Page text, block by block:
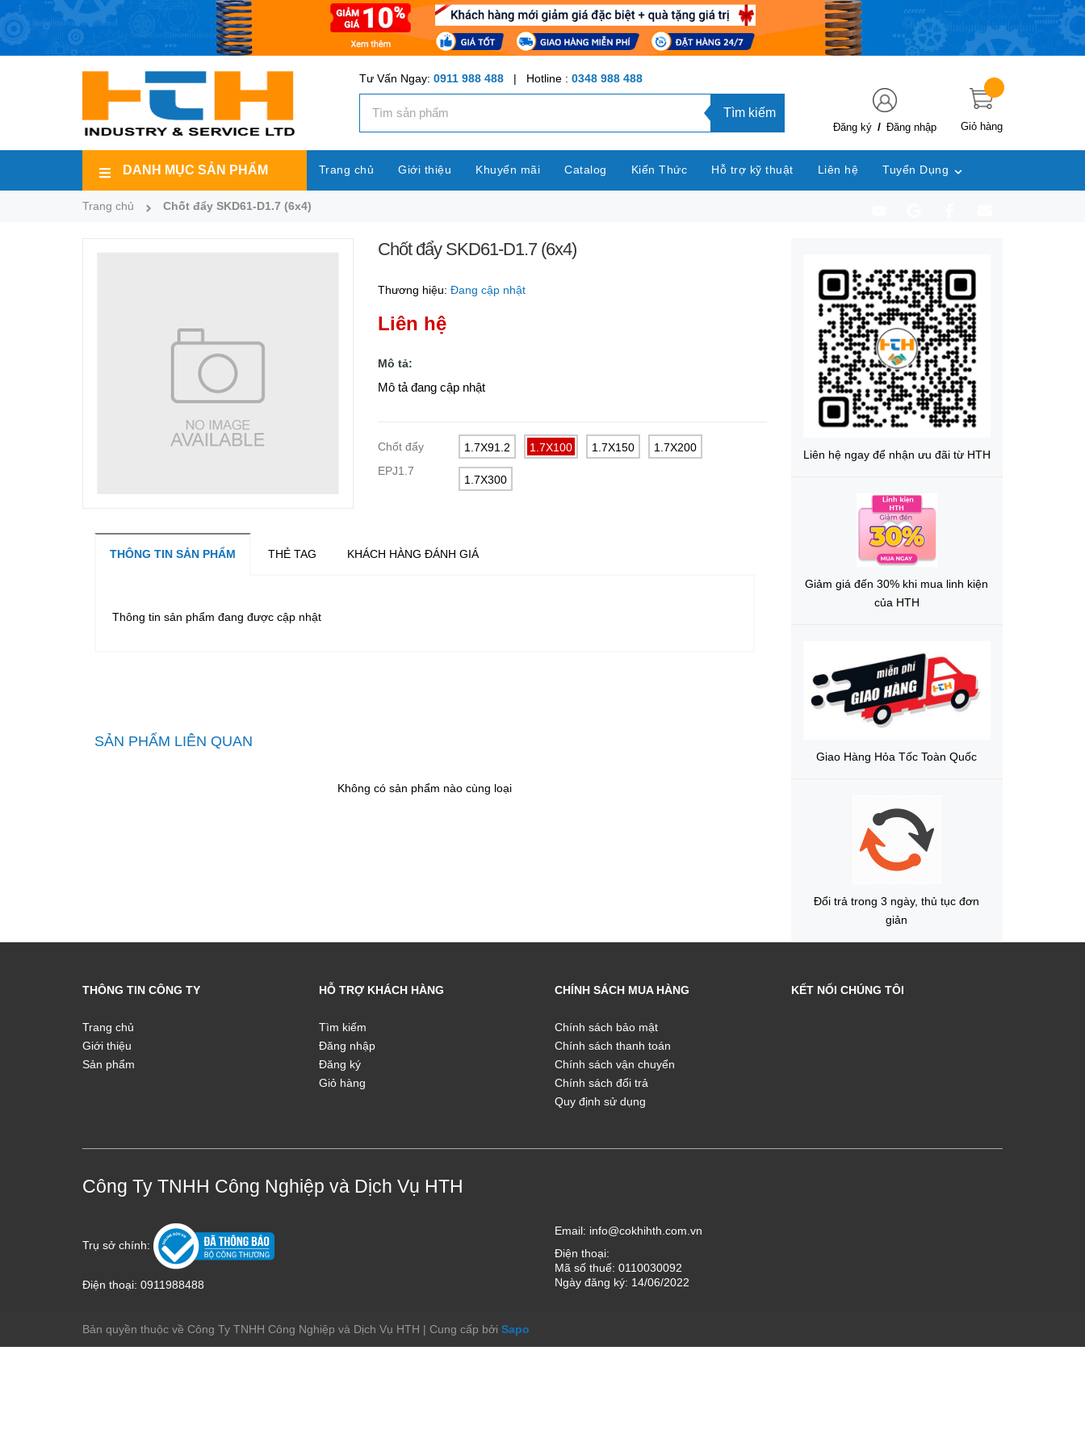
Giỏ hàng
Đăng ký / Đăng nhập
Tư Vấn Ngay: 0911 988 488 | Hotline : 0348 988 488
Tìm kiếm
DANH MỤC SẢN PHẨM Trang chủ Giới thiệu Khuyến mãi Catalog Kiến Thức Hỗ trợ kỹ thuật Liên hệ Tuyển Dụng
Trang chủ Chốt đẩy SKD61-D1.7 (6x4)
Chốt đẩy SKD61-D1.7 (6x4)
Thương hiệu: Đang cập nhật
Liên hệ
Mô tả:
Mô tả đang cập nhật
Chốt đẩy
EPJ1.7
1.7X91.2 1.7X100 1.7X150 1.7X200
1.7X300
THÔNG TIN SẢN PHẨM THẺ TAG KHÁCH HÀNG ĐÁNH GIÁ
Thông tin sản phẩm đang được cập nhật
SẢN PHẨM LIÊN QUAN
Không có sản phẩm nào cùng loại
Liên hệ ngay để nhận ưu đãi từ HTH
Giảm giá đến 30% khi mua linh kiện
của HTH
Giao Hàng Hỏa Tốc Toàn Quốc
Đổi trả trong 3 ngày, thủ tục đơn
giản
THÔNG TIN CÔNG TY
Trang chủ
Giới thiệu
Sản phẩm
HỖ TRỢ KHÁCH HÀNG
Tìm kiếm
Đăng nhập
Đăng ký
Giỏ hàng
CHÍNH SÁCH MUA HÀNG
Chính sách bảo mật
Chính sách thanh toán
Chính sách vận chuyển
Chính sách đổi trả
Quy định sử dụng
KẾT NỐI CHÚNG TÔI
Công Ty TNHH Công Nghiệp và Dịch Vụ HTH
Trụ sở chính:
Điện thoại: 0911988488
Email: info@cokhihth.com.vn
Điện thoại:
Mã số thuế: 0110030092
Ngày đăng ký: 14/06/2022
Bản quyền thuộc về Công Ty TNHH Công Nghiệp và Dịch Vụ HTH | Cung cấp bởi Sapo